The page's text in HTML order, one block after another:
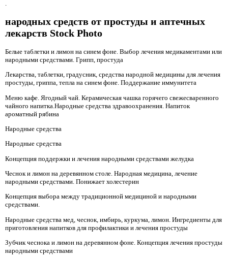
народных средств от простуды и аптечных
лекарств Stock Photo
Белые таблетки и лимон на синем фоне. Выбор лечения медикаментами или
народными средствами. Грипп, простуда
Лекарства, таблетки, градусник, средства народной медицины для лечения
простуды, гриппа, тепла на синем фоне. Поддержание иммунитета
Меню кафе. Ягодный чай. Керамическая чашка горячего свежесваренного
чайного напитка.Народные средства здравоохранения. Напиток
ароматный рябина
Народные средства
Народные средства
Концепция поддержки и лечения народными средствами желудка
Чеснок и лимон на деревянном столе. Народная медицина, лечение
народными средствами. Понижает холестерин
Концепция выбора между традиционной медициной и народными
средствами.
Народные средства мед, чеснок, имбирь, куркума, лимон. Ингредиенты для
приготовления напитков для профилактики и лечения простуды
Зубчик чеснока и лимон на деревянном фоне. Концепция лечения простуды
народными средствами